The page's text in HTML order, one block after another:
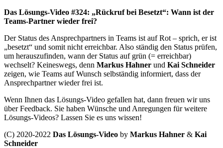
Das Lösungs-Video #324: „Rückruf bei Besetzt“: Wann ist der
Teams-Partner wieder frei?
Der Status des Ansprechpartners in Teams ist auf Rot – sprich, er ist
„besetzt“ und somit nicht erreichbar. Also ständig den Status prüfen,
um herauszufinden, wann der Status auf grün (= erreichbar)
wechselt? Keineswegs, denn Markus Hahner und Kai Schneider
zeigen, wie Teams auf Wunsch selbständig informiert, dass der
Ansprechpartner wieder frei ist.
Wenn Ihnen das Lösungs-Video gefallen hat, dann freuen wir uns
über Feedback. Sie haben Wünsche und Anregungen für weitere
Lösungs-Videos? Lassen Sie es uns wissen!
(C) 2020-2022 Das Lösungs-Video by Markus Hahner & Kai
Schneider